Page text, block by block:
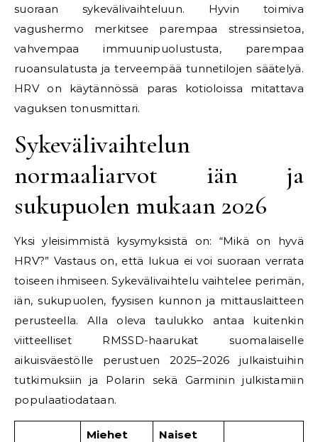
suoraan sykevälivaihteluun. Hyvin toimiva
vagushermo merkitsee parempaa stressinsietoa,
vahvempaa immuunipuolustusta, parempaa
ruoansulatusta ja terveempää tunnetilojen säätelyä.
HRV on käytännössä paras kotioloissa mitattava
vaguksen tonusmittari.
Sykevälivaihtelun
normaaliarvot iän ja
sukupuolen mukaan 2026
Yksi yleisimmistä kysymyksistä on: “Mikä on hyvä
HRV?” Vastaus on, että lukua ei voi suoraan verrata
toiseen ihmiseen. Sykevälivaihtelu vaihtelee perimän,
iän, sukupuolen, fyysisen kunnon ja mittauslaitteen
perusteella. Alla oleva taulukko antaa kuitenkin
viitteelliset RMSSD-haarukat suomalaiselle
aikuisväestölle perustuen 2025–2026 julkaistuihin
tutkimuksiin ja Polarin sekä Garminin julkistamiin
populaatiodataan.
Miehet
Naiset